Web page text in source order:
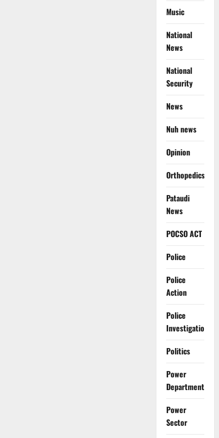
Music
National
News
National
Security
News
Nuh news
Opinion
Orthopedics
Pataudi
News
POCSO ACT
Police
Police
Action
Police
Investigation
Politics
Power
Department
Power
Sector